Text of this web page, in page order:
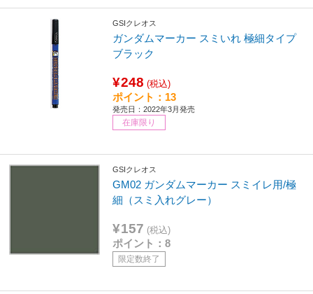
GSIクレオス
ガンダムマーカー スミいれ 極細タイプ
ブラック
¥248 (税込)
ポイント：13
発売日：2022年3月発売
在庫限り
GSIクレオス
GM02 ガンダムマーカー スミイレ用/極
細（スミ入れグレー）
¥157 (税込)
ポイント：8
限定数終了